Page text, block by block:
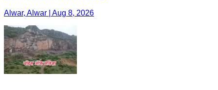
Alwar, Alwar | Aug 8, 2026